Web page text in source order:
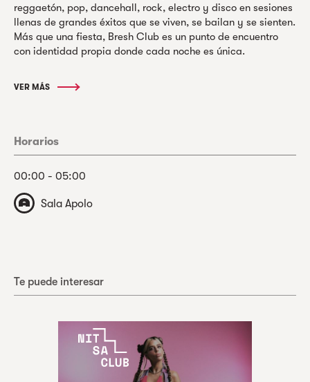
reggaetón, pop, dancehall, rock, electro y disco en sesiones
llenas de grandes éxitos que se viven, se bailan y se sienten.
Más que una fiesta, Bresh Club es un punto de encuentro
con identidad propia donde cada noche es única.
VER MÁS
Horarios
00:00 - 05:00
Sala Apolo
Te puede interesar